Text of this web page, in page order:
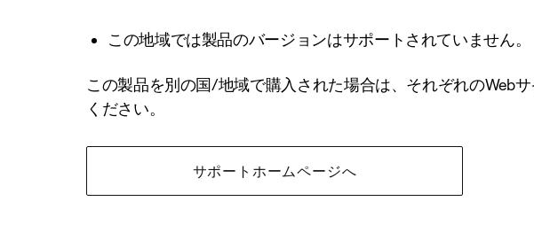
この地域では製品のバージョンはサポートされていません。
この製品を別の国/地域で購入された場合は、それぞれのWeb
ください。
サポートホームページへ